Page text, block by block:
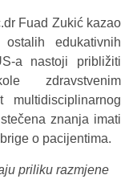
Fuad Zukić kazao
edukativnih
a nastoji približiti
zdravstvenim
znanja imati
o pacijentima.
priliku razmjene